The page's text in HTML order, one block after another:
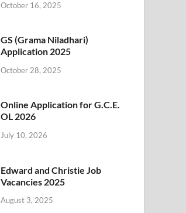
October 16, 2025
GS (Grama Niladhari)
Application 2025
October 28, 2025
Online Application for G.C.E.
OL 2026
July 10, 2026
Edward and Christie Job
Vacancies 2025
August 3, 2025